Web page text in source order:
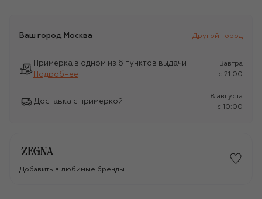
Ваш город Москва Другой город
Примерка в одном из 6 пунктов выдачи
Подробнее
Завтра
c 21:00
Доставка с примеркой
8 августа
c 10:00
Добавить в любимые бренды